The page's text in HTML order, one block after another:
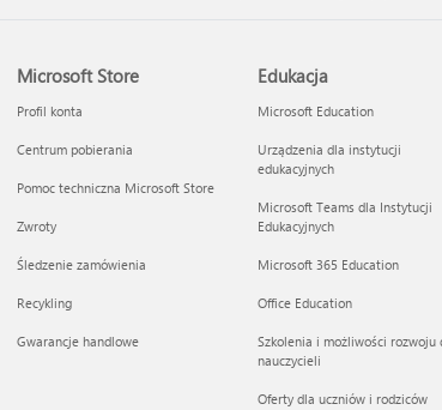
Microsoft Store
Profil konta
Centrum pobierania
Pomoc techniczna Microsoft Store
Zwroty
Śledzenie zamówienia
Recykling
Gwarancje handlowe
Edukacja
Microsoft Education
Urządzenia dla instytucji
edukacyjnych
Microsoft Teams dla Instytucji
Edukacyjnych
Microsoft 365 Education
Office Education
Szkolenia i możliwości rozwoju
nauczycieli
Oferty dla uczniów i rodziców